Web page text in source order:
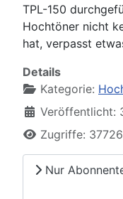
TPL-150
Hochtöner nicht
hat, verpasst
Details
Kategorie:
Veröffentlicht:
Zugriffe: 37726
Nur